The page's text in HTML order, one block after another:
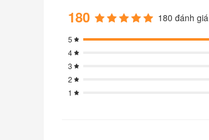
180 180 đánh giá
5
4
3
2
1